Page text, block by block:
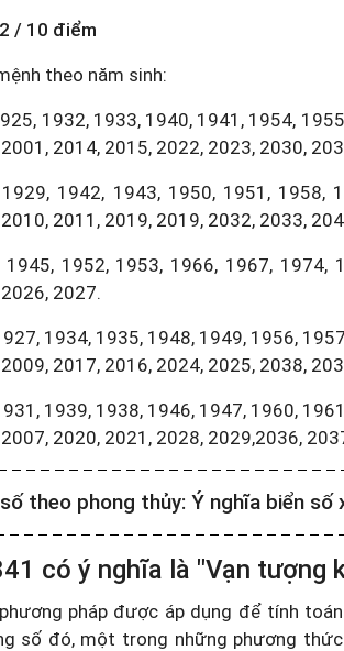
/ 10 điểm
theo năm sinh:
1932, 1933, 1940, 1941, 1954,
2014, 2015, 2022, 2023, 2030,
1942, 1943, 1950, 1951, 1958,
2011, 2019, 2019, 2032, 2033,
1945, 1952, 1953, 1966, 1967, 1974,
2027.
1934, 1935, 1948, 1949, 1956,
2017, 2016, 2024, 2025, 2038,
1939, 1938, 1946, 1947, 1960,
2020, 2021, 2028, 2029,2036,
theo phong thủy: Ý nghĩa biển số
có ý nghĩa là "Vạn tượng
pháp được áp dụng để tính
số đó, một trong những phương